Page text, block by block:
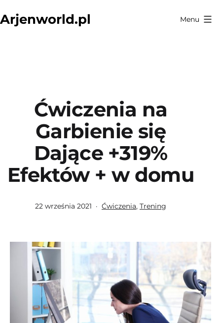
do
Arjenworld.pl Menu
Ćwiczenia na
Garbienie się
Dające +319%
Efektów + w domu
Opublikowano
22 września 2021
Umieszczono
Ćwiczenia, Trening